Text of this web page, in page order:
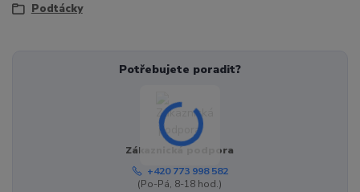
Podtácky
Potřebujete poradit?
Zákaznická podpora
+420 773 998 582
(Po-Pá, 8-18 hod.)